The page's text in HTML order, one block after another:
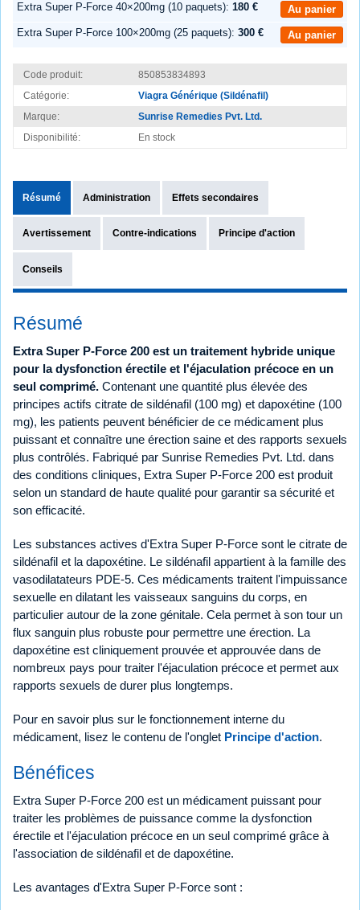
Extra Super P-Force 40×200mg (10 paquets): 180 €
Au panier
Extra Super P-Force 100×200mg (25 paquets): 300 € Au panier
Code produit:
850853834893
Catégorie:
Viagra Générique (Sildénafil)
Marque:
Sunrise Remedies Pvt. Ltd.
Disponibilité:
En stock
Résumé Administration Effets secondaires
Avertissement Contre-indications Principe d'action
Conseils
Résumé
Extra Super P-Force 200 est un traitement hybride unique
pour la dysfonction érectile et l'éjaculation précoce en un
seul comprimé. Contenant une quantité plus élevée des
principes actifs citrate de sildénafil (100 mg) et dapoxétine (100
mg), les patients peuvent bénéficier de ce médicament plus
puissant et connaître une érection saine et des rapports sexuels
plus contrôlés. Fabriqué par Sunrise Remedies Pvt. Ltd. dans
des conditions cliniques, Extra Super P-Force 200 est produit
selon un standard de haute qualité pour garantir sa sécurité et
son efficacité.
Les substances actives d'Extra Super P-Force sont le citrate de
sildénafil et la dapoxétine. Le sildénafil appartient à la famille des
vasodilatateurs PDE-5. Ces médicaments traitent l'impuissance
sexuelle en dilatant les vaisseaux sanguins du corps, en
particulier autour de la zone génitale. Cela permet à son tour un
flux sanguin plus robuste pour permettre une érection. La
dapoxétine est cliniquement prouvée et approuvée dans de
nombreux pays pour traiter l'éjaculation précoce et permet aux
rapports sexuels de durer plus longtemps.
Pour en savoir plus sur le fonctionnement interne du
médicament, lisez le contenu de l'onglet Principe d'action.
Bénéfices
Extra Super P-Force 200 est un médicament puissant pour
traiter les problèmes de puissance comme la dysfonction
érectile et l'éjaculation précoce en un seul comprimé grâce à
l'association de sildénafil et de dapoxétine.
Les avantages d'Extra Super P-Force sont :